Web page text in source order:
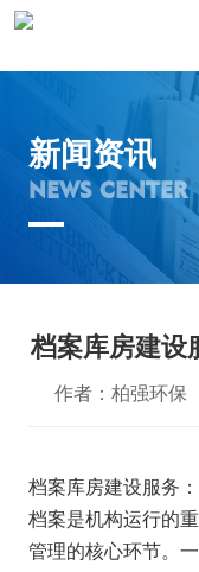
新闻资讯
NEWS CENTER
档案库房建设
作者：柏强环
档案库房建设服务
档案是机构运行的
管理的核心环节。